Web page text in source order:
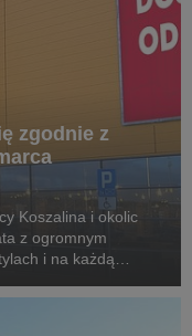
zgodnie z
Koszalina i okolic
z ogromnym
i na każdą
i atrak...